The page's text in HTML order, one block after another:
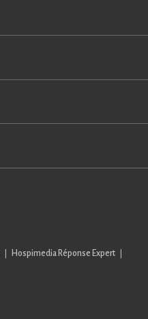
Hospimedia Réponse Expert